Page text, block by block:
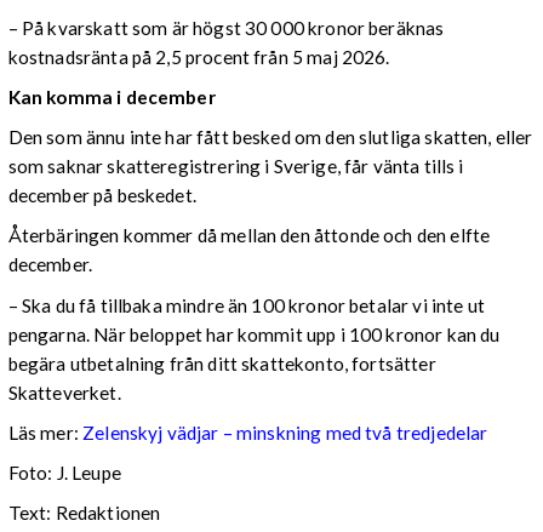
– På kvarskatt som är högst 30 000 kronor beräknas
kostnadsränta på 2,5 procent från 5 maj 2026.
Kan komma i december
Den som ännu inte har fått besked om den slutliga skatten, eller
som saknar skatteregistrering i Sverige, får vänta tills i
december på beskedet.
Återbäringen kommer då mellan den åttonde och den elfte
december.
– Ska du få tillbaka mindre än 100 kronor betalar vi inte ut
pengarna. När beloppet har kommit upp i 100 kronor kan du
begära utbetalning från ditt skattekonto, fortsätter
Skatteverket.
Läs mer: Zelenskyj vädjar – minskning med två tredjedelar
Foto: J. Leupe
Text: Redaktionen